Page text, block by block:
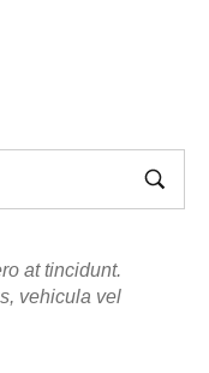
at tincidunt.
vehicula vel